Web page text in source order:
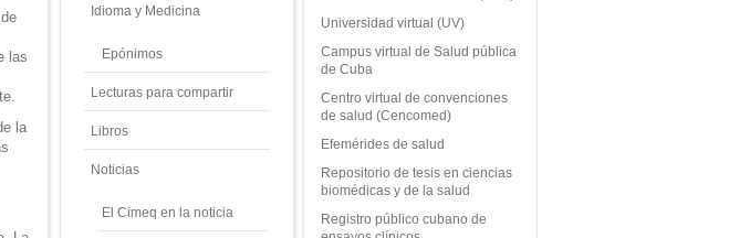
las
la
Idioma y Medicina
Epónimos
Lecturas para compartir
Libros
Noticias
El Cimeq en la noticia
Universidad virtual (UV)
Campus virtual de Salud pública
de Cuba
Centro virtual de convenciones
de salud (Cencomed)
Efemérides de salud
Repositorio de tesis en ciencias
biomédicas y de la salud
Registro público cubano de